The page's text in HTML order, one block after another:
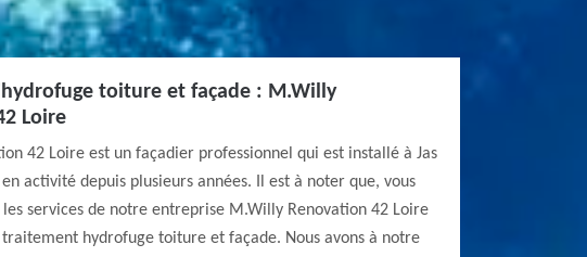
toiture et façade : M.Willy
Loire
42 Loire est un façadier professionnel qui est installé à Jas
activité depuis plusieurs années. Il est à noter que, vous
services de notre entreprise M.Willy Renovation 42 Loire
hydrofuge toiture et façade. Nous avons à notre